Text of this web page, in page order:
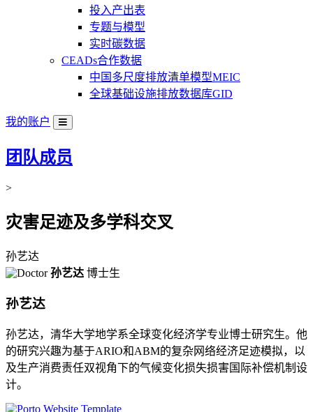
投入产出表
专题与模型
实时碳数据
CEADs合作数据
中国多尺度排放清单模型MEIC
全球基础设施排放数据库GID
我的账户
团队成员
>
灾害足迹及多学科交叉
孙艺达
孙艺达 博士生
孙艺达
孙艺达，清华大学地学系全球变化经济学专业博士研究生。他
的研究兴趣为基于ARIO和ABM的复杂网络经济足迹模拟，以
及生产消费责任双视角下的气候变化损失损害国际补偿机制设
计。